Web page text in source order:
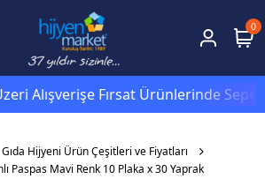
0
Fırsat Ürünlerinde Sepette
Gıda Hijyeni Ürün Çeşitleri ve Fiyatları
Paspas Mavi Renk 10 Plaka x 30 Yaprak